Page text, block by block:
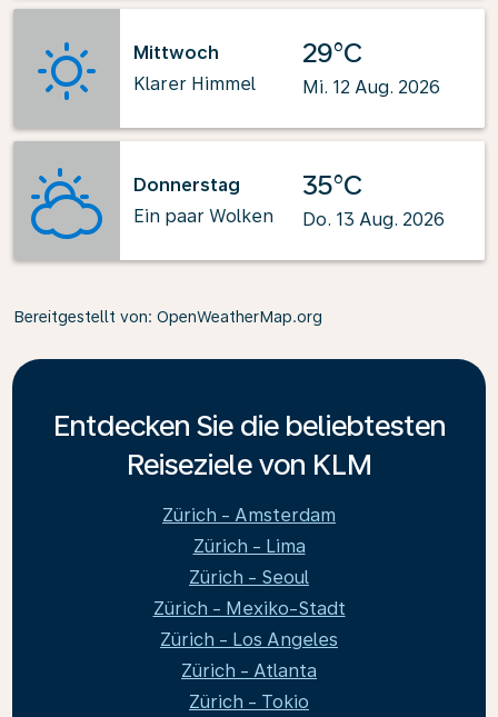
Mittwoch
Klarer Himmel
29°C
Mi. 12 Aug. 2026
Donnerstag
Ein paar Wolken
35°C
Do. 13 Aug. 2026
Bereitgestellt von: OpenWeatherMap.org
Entdecken Sie die beliebtesten
Reiseziele von KLM
Zürich - Amsterdam
Zürich - Lima
Zürich - Seoul
Zürich - Mexiko-Stadt
Zürich - Los Angeles
Zürich - Atlanta
Zürich - Tokio